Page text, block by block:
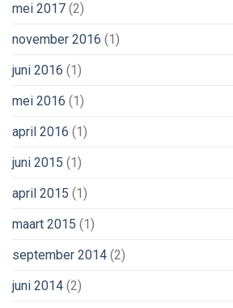
mei 2017 (2)
november 2016 (1)
juni 2016 (1)
mei 2016 (1)
april 2016 (1)
juni 2015 (1)
april 2015 (1)
maart 2015 (1)
september 2014 (2)
juni 2014 (2)